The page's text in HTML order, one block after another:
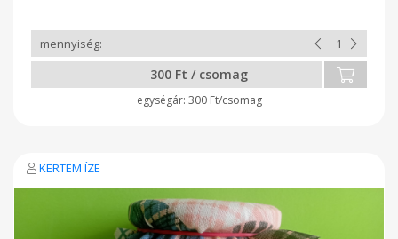
300 Ft / csomag
300 Ft/csomag
KERTEM ÍZE